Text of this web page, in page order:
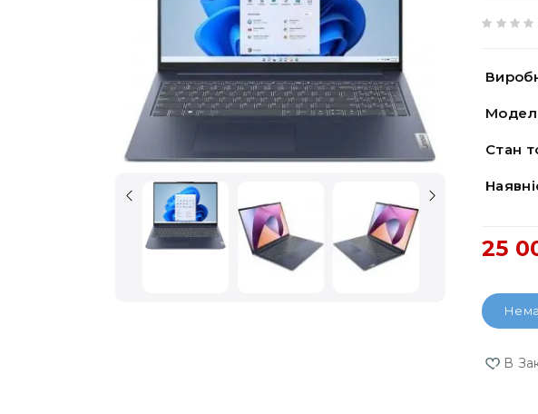
Стан
25
В